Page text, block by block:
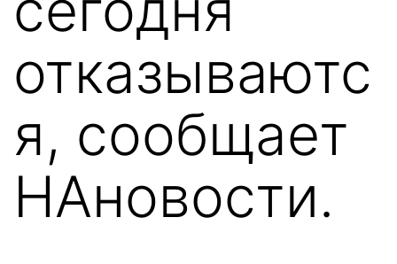
отказываютс
я, сообщает
НАновости.